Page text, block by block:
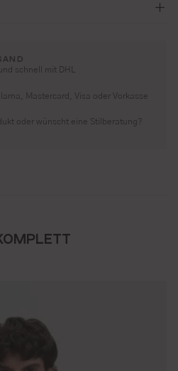
schnell mit DHL
Mastercard, Visa oder Vorkasse
oder wünscht eine Stilberatung?